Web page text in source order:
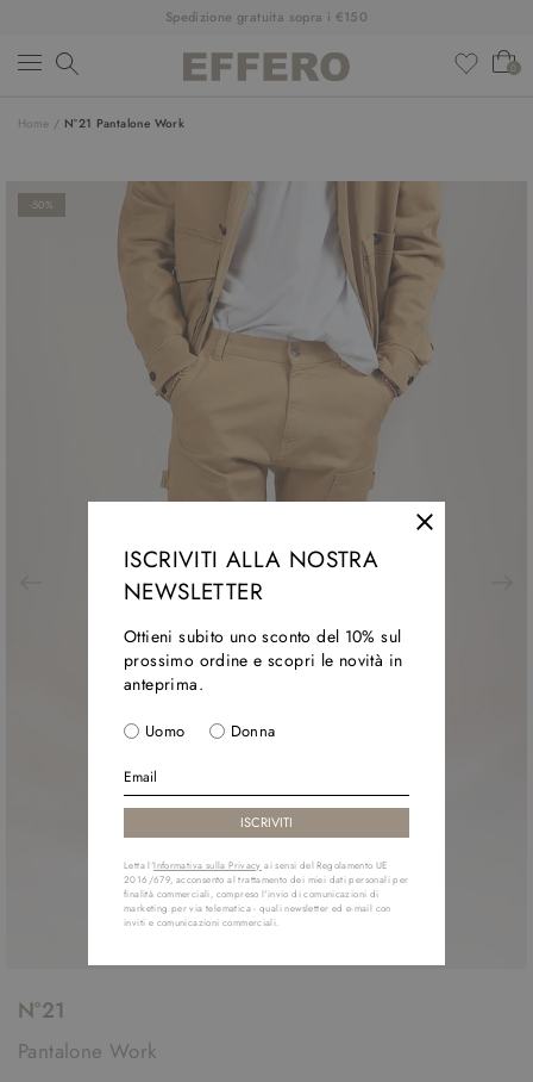
Spedizione gratuita sopra i €150
0
ABBIGLIAMENTO
ISCRIVITI ALLA NOSTRA
NEWSLETTER
Ottieni subito uno sconto del 10% sul
prossimo ordine e scopri le novità in
anteprima.
Uomo Donna
Letta l'Informativa sulla Privacy ai sensi del Regolamento UE
2016/679, acconsento al trattamento dei miei dati personali per
finalità commerciali, compreso l'invio di comunicazioni di
marketing per via telematica - quali newsletter ed e-mail con
inviti e comunicazioni commerciali.
Home / N°21 Pantalone Work
-50%
N°21
Pantalone Work